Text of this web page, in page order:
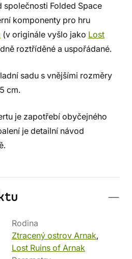
společnosti Folded Space
komponenty pro hru
(v originále vyšlo jako Lost
roztříděné a uspořádané.
sadu s vnějšími rozměry
cm.
je zapotřebí obyčejného
je detailní návod
Rodina
Ztracený ostrov Arnak,
Lost Ruins of Arnak